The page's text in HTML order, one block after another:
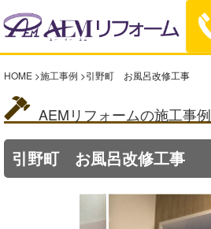
HOME >施工事例 >引野町 お風呂改修工事
AEMリフォームの施工事例
引野町 お風呂改修工事